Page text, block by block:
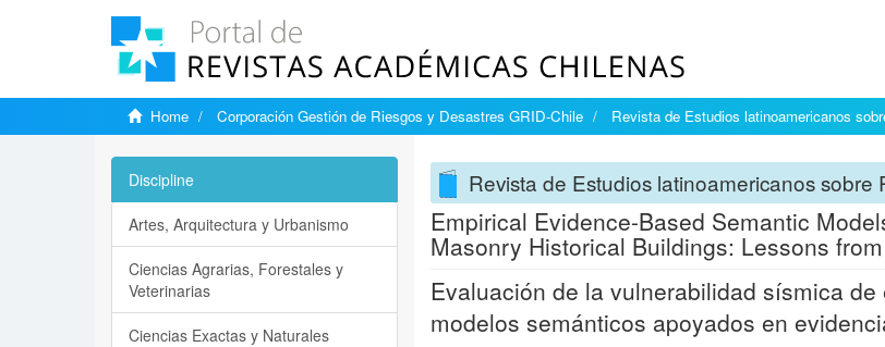
Home Corporación Gestión de Riesgos y Desastres GRID-Chile Revista de Estudios latinoamericanos
Revista de Estudios latinoamericanos
Empirical Evidence-Based Semantic
Masonry Historical Buildings: Lessons
Evaluación de la vulnerabilidad sísmica
modelos semánticos apoyados en
Discipline
Artes, Arquitectura y Urbanismo
Ciencias Agrarias, Forestales y
Veterinarias
Ciencias Exactas y Naturales